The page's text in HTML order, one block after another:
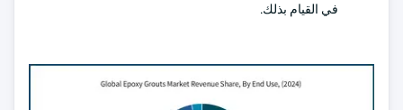
في القيام بذلك.